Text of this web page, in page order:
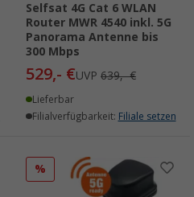
Selfsat 4G Cat 6 WLAN
Router MWR 4540 inkl. 5G
Panorama Antenne bis
300 Mbps
529,- €UVP 639,- €
Lieferbar
Filialverfügbarkeit: Filiale setzen
%